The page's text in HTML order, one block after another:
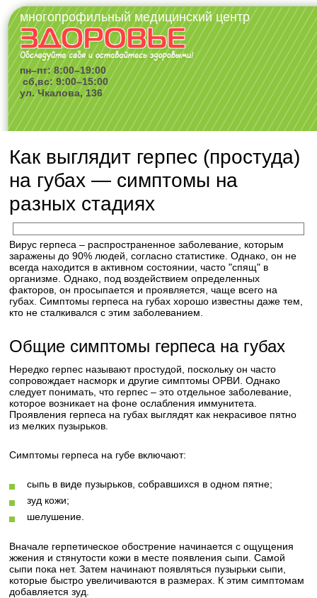
многопрофильный медицинский центр
пн–пт: 8:00–19:00
сб,вс: 9:00–15:00
ул. Чкалова, 136
Как выглядит герпес (простуда)
на губах — симптомы на
разных стадиях
Вирус герпеса – распространенное заболевание, которым
заражены до 90% людей, согласно статистике. Однако, он не
всегда находится в активном состоянии, часто "спящ" в
организме. Однако, под воздействием определенных
факторов, он просыпается и проявляется, чаще всего на
губах. Симптомы герпеса на губах хорошо известны даже тем,
кто не сталкивался с этим заболеванием.
Общие симптомы герпеса на губах
Нередко герпес называют простудой, поскольку он часто
сопровождает насморк и другие симптомы ОРВИ. Однако
следует понимать, что герпес – это отдельное заболевание,
которое возникает на фоне ослабления иммунитета.
Проявления герпеса на губах выглядят как некрасивое пятно
из мелких пузырьков.
Симптомы герпеса на губе включают:
сыпь в виде пузырьков, собравшихся в одном пятне;
зуд кожи;
шелушение.
Вначале герпетическое обострение начинается с ощущения
жжения и стянутости кожи в месте появления сыпи. Самой
сыпи пока нет. Затем начинают появляться пузырьки сыпи,
которые быстро увеличиваются в размерах. К этим симптомам
добавляется зуд.